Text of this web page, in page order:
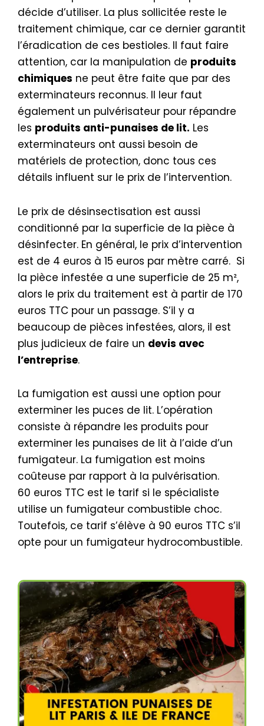
décide d’utiliser. La plus sollicitée reste le
traitement chimique, car ce dernier garantit
l’éradication de ces bestioles. Il faut faire
attention, car la manipulation de produits
chimiques ne peut être faite que par des
exterminateurs reconnus. Il leur faut
également un pulvérisateur pour répandre
les produits anti-punaises de lit. Les
exterminateurs ont aussi besoin de
matériels de protection, donc tous ces
détails influent sur le prix de l’intervention.
Le prix de désinsectisation est aussi
conditionné par la superficie de la pièce à
désinfecter. En général, le prix d’intervention
est de 4 euros à 15 euros par mètre carré. Si
la pièce infestée a une superficie de 25 m²,
alors le prix du traitement est à partir de 170
euros TTC pour un passage. S’il y a
beaucoup de pièces infestées, alors, il est
plus judicieux de faire un devis avec
l’entreprise.
La fumigation est aussi une option pour
exterminer les puces de lit. L’opération
consiste à répandre les produits pour
exterminer les punaises de lit à l’aide d’un
fumigateur. La fumigation est moins
coûteuse par rapport à la pulvérisation.
60 euros TTC est le tarif si le spécialiste
utilise un fumigateur combustible choc.
Toutefois, ce tarif s’élève à 90 euros TTC s’il
opte pour un fumigateur hydrocombustible.